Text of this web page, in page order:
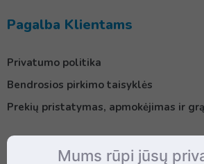
Pagalba Klientams
Privatumo politika
Bendrosios pirkimo taisyklės
Prekių pristatymas, apmokėjimas ir
Mums rūpi jūsų